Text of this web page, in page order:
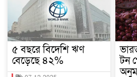
৫ বছরে বিদেশি ঋণ
বেড়েছে ৪২%
টন